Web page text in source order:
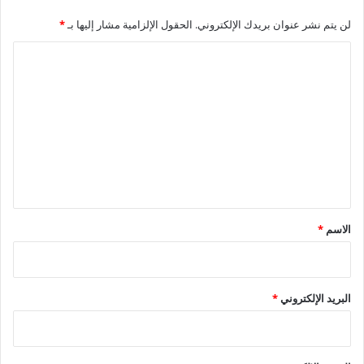
لاستعراض قدرات وإمكانيات الصناعة المصرية المتطورة لليخوت
لن يتم نشر عنوان بريدك الإلكتروني. الحقول الإلزامية مشار إليها بـ*
*
الاسم *
البريد الإلكتروني*